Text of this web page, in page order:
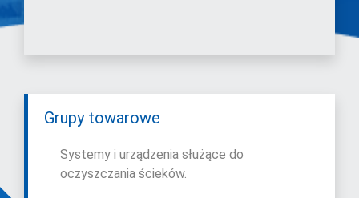
Grupy towarowe
Systemy i urządzenia służące do
oczyszczania ścieków.